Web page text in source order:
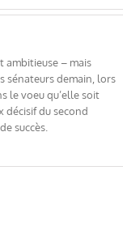
ambitieuse – mais
sénateurs demain, lors
le voeu qu’elle soit
décisif du second
succès.